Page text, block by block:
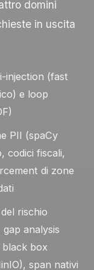
domini
in uscita
(fast
e loop
PII (spaCy
codici fiscali,
di zone
rischio
analysis
box
span nativi